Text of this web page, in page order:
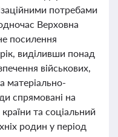
потребами
Верховна
посилення
виділивши понад
військових,
матеріально-
спрямовані на
та соціальний
родин у період